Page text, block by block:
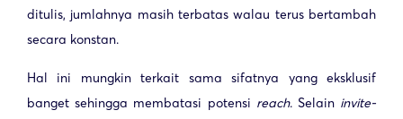
ditulis, jumlahnya masih terbatas walau terus bertambah
secara konstan.
Hal ini mungkin terkait sama sifatnya yang eksklusif
banget sehingga membatasi potensi reach. Selain invite-